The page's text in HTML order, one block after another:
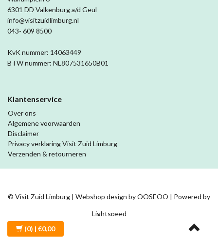
6301 DD Valkenburg a/d Geul
info@visitzuidlimburg.nl
043- 609 8500
KvK nummer: 14063449
BTW nummer: NL807531650B01
Klantenservice
Over ons
Algemene voorwaarden
Disclaimer
Privacy verklaring Visit Zuid Limburg
Verzenden & retourneren
© Visit Zuid Limburg | Webshop design byOOSEOO | Powered by
Lightspeed
(0) | €0,00